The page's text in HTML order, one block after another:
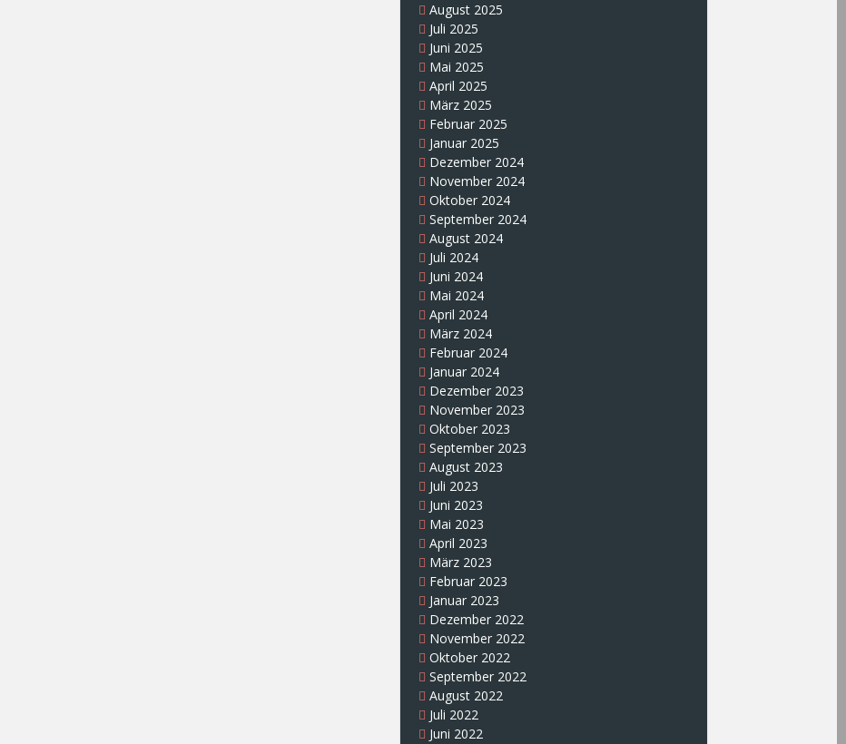
August 2025
Juli 2025
Juni 2025
Mai 2025
April 2025
März 2025
Februar 2025
Januar 2025
Dezember 2024
November 2024
Oktober 2024
September 2024
August 2024
Juli 2024
Juni 2024
Mai 2024
April 2024
März 2024
Februar 2024
Januar 2024
Dezember 2023
November 2023
Oktober 2023
September 2023
August 2023
Juli 2023
Juni 2023
Mai 2023
April 2023
März 2023
Februar 2023
Januar 2023
Dezember 2022
November 2022
Oktober 2022
September 2022
August 2022
Juli 2022
Juni 2022